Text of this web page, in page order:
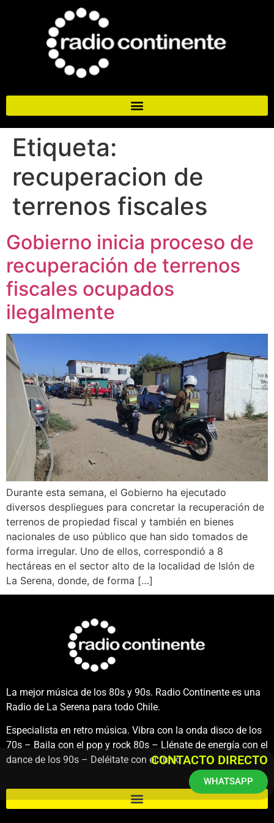
Etiqueta:
recuperacion de
terrenos fiscales
Gobierno inicia proceso de
recuperación de terrenos
fiscales ocupados
ilegalmente
Durante esta semana, el Gobierno ha ejecutado
diversos despliegues para concretar la recuperación de
terrenos de propiedad fiscal y también en bienes
nacionales de uso público que han sido tomados de
forma irregular. Uno de ellos, correspondió a 8
hectáreas en el sector alto de la localidad de Islón de
La Serena, donde, de forma […]
La mejor música de los 80s y 90s. Radio Continente es una
Radio de La Serena para todo Chile.
Especialista en retro música. Vibra con la onda disco de los
70s – Baila con el pop y rock 80s – Llénate de energía con el
dance de los 90s – Deléitate con el funk.CONTACTO DIRECTO
WHATSAPP